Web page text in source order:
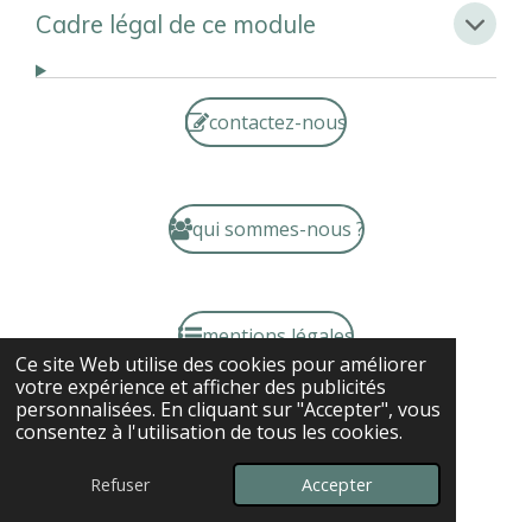
Ce site Web utilise des cookies pour améliorer
votre expérience et afficher des publicités
personnalisées. En cliquant sur "Accepter", vous
consentez à l'utilisation de tous les cookies.
Refuser Accepter
Cadre légal de ce module
contactez-nous
qui sommes-nous ?
mentions légales
© 2024 - 2026 Dr David O'Hare et cohérenceinfo.fr
Propulsé par